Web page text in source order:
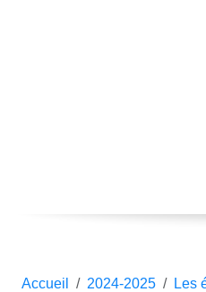
Accueil 2024-2025 Les